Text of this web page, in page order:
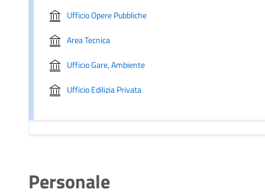
Ufficio Opere Pubbliche
Area Tecnica
Ufficio Gare, Ambiente
Ufficio Edilizia Privata
Personale